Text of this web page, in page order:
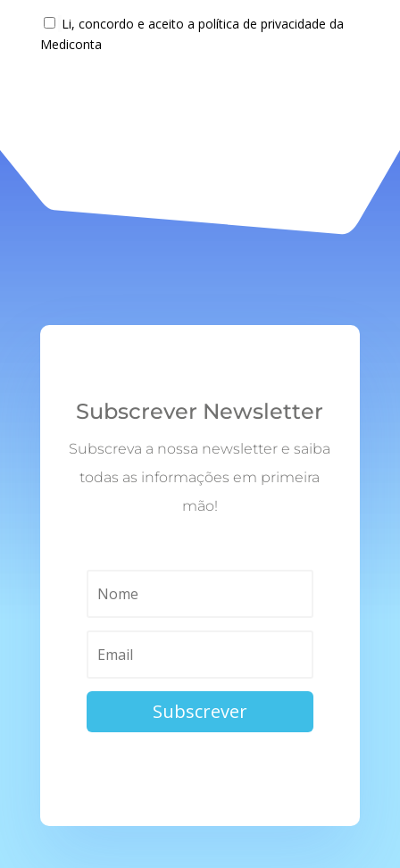
Li, concordo e aceito a política de privacidade da
Mediconta
Subscrever Newsletter
Subscreva a nossa newsletter e saiba
todas as informações em primeira
mão!
Subscrever